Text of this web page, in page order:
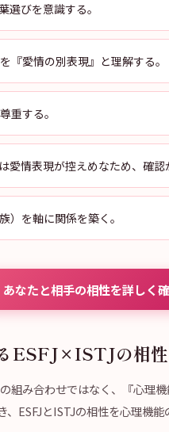
選びを意識する。
『愛情の別表現』と理解する。
重する。
愛情表現が控えめなため、確認
）を軸に関係を築く。
あなたと相手の相性を詳しく
ESFJ×ISTJの相性
み合わせではなく、『心理
ESFJとISTJの相性を心理機能